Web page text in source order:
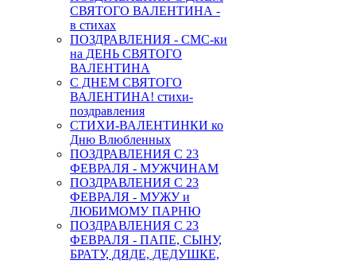
СВЯТОГО ВАЛЕНТИНА -
в стихах
ПОЗДРАВЛЕНИЯ - СМС-ки
на ДЕНЬ СВЯТОГО
ВАЛЕНТИНА
С ДНЕМ СВЯТОГО
ВАЛЕНТИНА! стихи-
поздравления
СТИХИ-ВАЛЕНТИНКИ ко
Дню Влюбленных
ПОЗДРАВЛЕНИЯ С 23
ФЕВРАЛЯ - МУЖЧИНАМ
ПОЗДРАВЛЕНИЯ С 23
ФЕВРАЛЯ - МУЖУ и
ЛЮБИМОМУ ПАРНЮ
ПОЗДРАВЛЕНИЯ С 23
ФЕВРАЛЯ - ПАПЕ, СЫНУ,
БРАТУ, ДЯДЕ, ДЕДУШКЕ,